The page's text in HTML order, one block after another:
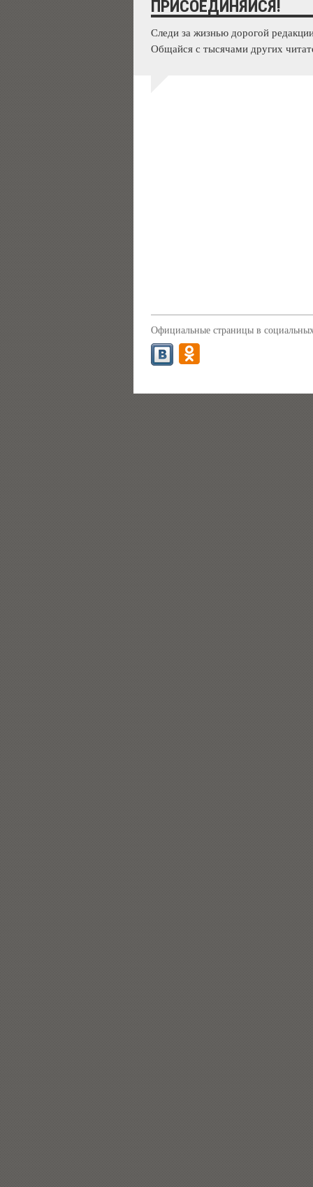
ПРИСОЕДИНЯЙСЯ!
Следи за жизнью дорогой
Общайся с тысячами других
Официальные страницы в социальных